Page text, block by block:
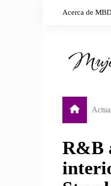
Acerca de
En
R&B